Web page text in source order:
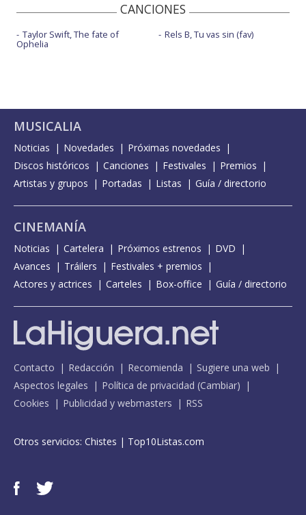
CANCIONES
Taylor Swift, The fate of
Ophelia
Rels B, Tu vas sin (fav)
MUSICALIA
Noticias Novedades
Próximas novedades
Discos históricos
Canciones Festivales
Premios
Artistas y grupos
Portadas Listas Guía / directorio
CINEMANÍA
Noticias Cartelera Próximos estrenos
DVD
Avances
Tráilers
Festivales + premios
Actores y actrices
Carteles Box-office Guía / directorio
Contacto Redacción Recomienda
Sugiere una web
Aspectos legales
Política de privacidad (Cambiar)
Cookies
Publicidad y webmasters RSS
Otros servicios: Chistes | Top10Listas.com